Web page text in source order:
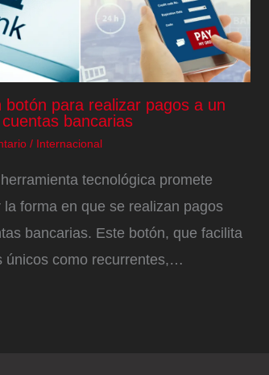
botón para realizar pagos a un
bancarias
/ Internacional
tecnológica promete
la forma en que se realizan pagos
bancarias. Este botón, que facilita
únicos como recurrentes,…